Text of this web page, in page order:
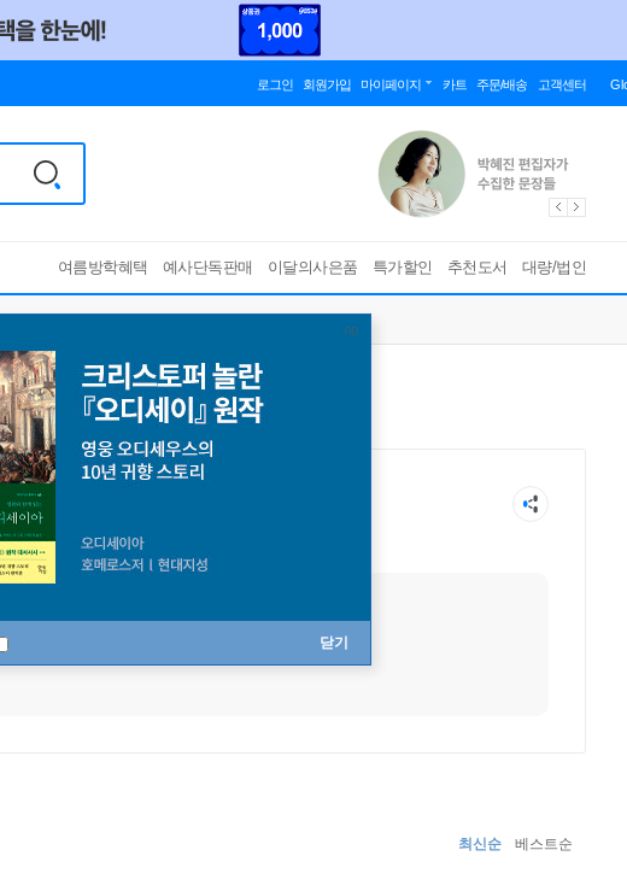
로그인 회원가입 마이페이지 카트 주문/배송 고객센터
여름방학혜택 예사단독판매 이달의사은품 특가할인 추천도서 대량/법인
닫기
최신순 베스트순